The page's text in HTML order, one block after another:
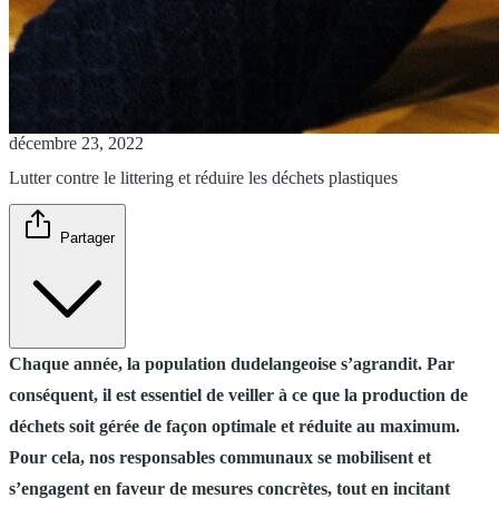
décembre 23, 2022
Lutter contre le littering et réduire les déchets plastiques
Partager
Chaque année, la population dudelangeoise s’agrandit. Par
conséquent, il est essentiel de veiller à ce que la production de
déchets soit gérée de façon optimale et réduite au maximum.
Pour cela, nos responsables communaux se mobilisent et
s’engagent en faveur de mesures concrètes, tout en incitant